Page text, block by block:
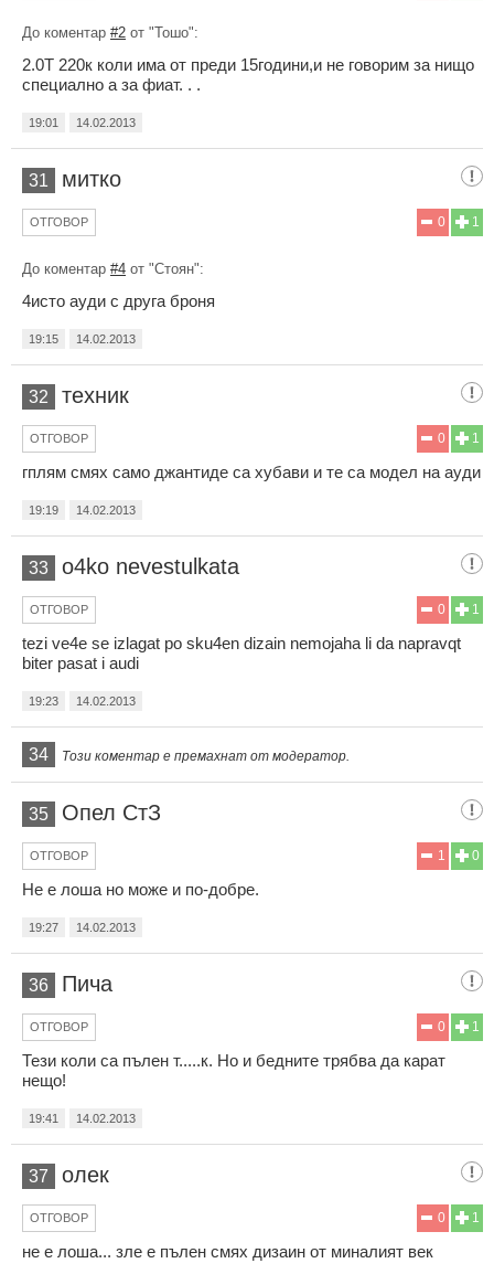
До коментар #2 от "Тошо":
2.0Т 220к коли има от преди 15години,и не говорим за нищо
специално а за фиат. . .
19:01 14.02.2013
31 митко
1
0
ОТГОВОР
До коментар #4 от "Стоян":
4исто ауди с друга броня
19:15 14.02.2013
32 техник
1
0
ОТГОВОР
гплям смях само джантиде са хубави и те са модел на ауди
19:19 14.02.2013
33 o4ko nevestulkata
1
0
ОТГОВОР
tezi ve4e se izlagat po sku4en dizain nemojaha li da napravqt
biter pasat i audi
19:23 14.02.2013
34 Този коментар е премахнат от модератор.
35 Опел СтЗ
0
1
ОТГОВОР
Не е лоша но може и по-добре.
19:27 14.02.2013
36 Пича
1
0
ОТГОВОР
Тези коли са пълен т.....к. Но и бедните трябва да карат
нещо!
19:41 14.02.2013
37 олек
1
0
ОТГОВОР
не е лоша... зле е пълен смях дизаин от миналият век